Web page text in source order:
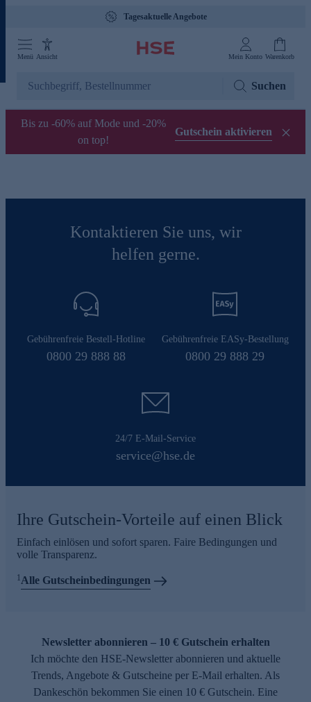
Tagesaktuelle Angebote
Menü Ansicht Mein Konto Warenkorb
Suchen
Bis zu -60% auf Mode und -20%
on top!
Gutschein aktivieren
Kontaktieren Sie uns, wir
helfen gerne.
Gebührenfreie Bestell-Hotline
0800 29 888 88
Gebührenfreie EASy-Bestellung
0800 29 888 29
24/7 E-Mail-Service
service@hse.de
Ihre Gutschein-Vorteile auf einen Blick
Einfach einlösen und sofort sparen. Faire Bedingungen und
volle Transparenz.
1Alle Gutscheinbedingungen
Newsletter abonnieren – 10 € Gutschein erhalten
Ich möchte den HSE-Newsletter abonnieren und aktuelle
Trends, Angebote & Gutscheine per E-Mail erhalten. Als
Dankeschön bekommen Sie einen 10 € Gutschein. Eine